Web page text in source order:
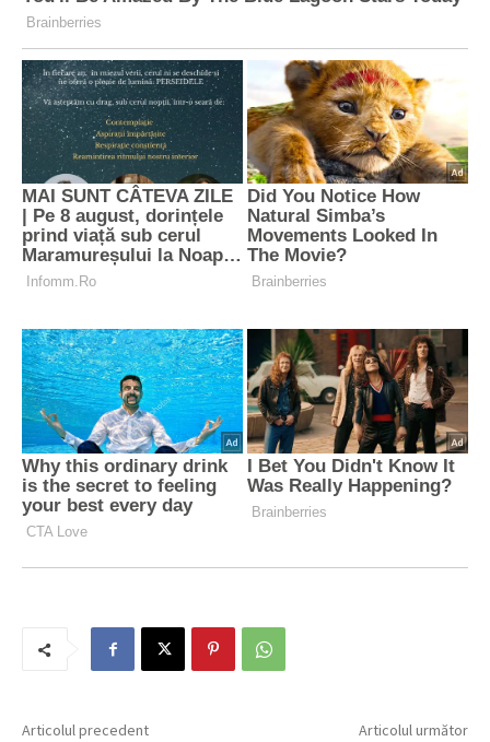
Articolul precedent Articolul următor